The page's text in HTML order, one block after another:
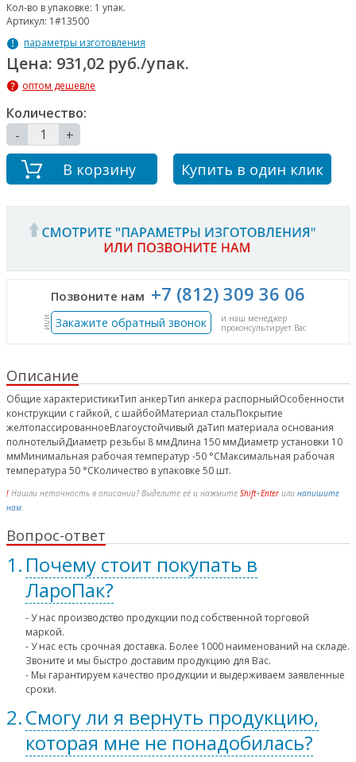
Кол-во в упаковке: 1 упак.
Артикул: 1#13500
параметры изготовления
Цена: 931,02 руб./упак.
оптом дешевле
Количество:
-
+
В корзину Купить в один клик
Позвоните нам +7 (812) 309 36 06
или Закажите обратный звонок
и наш менеджер
проконсультирует Вас
Описание
Общие характеристикиТип анкерТип анкера распорныйОсобенности
конструкции с гайкой, с шайбойМатериал стальПокрытие
желтопассированноеВлагоустойчивый даТип материала основания
полнотелыйДиаметр резьбы 8 ммДлина 150 ммДиаметр установки 10
ммМинимальная рабочая температур -50 °CМаксимальная рабочая
температура 50 °CКоличество в упаковке 50 шт.
! Нашли неточность в описании? Выделите её и нажмите Shift+Enterили напишите
нам.
Вопрос-ответ
Почему стоит покупать в
ЛароПак?
- У нас производство продукции под собственной торговой
маркой.
- У нас есть срочная доставка. Более 1000 наименований на складе.
Звоните и мы быстро доставим продукцию для Вас.
- Мы гарантируем качество продукции и выдерживаем заявленные
сроки.
Смогу ли я вернуть продукцию,
которая мне не понадобилась?